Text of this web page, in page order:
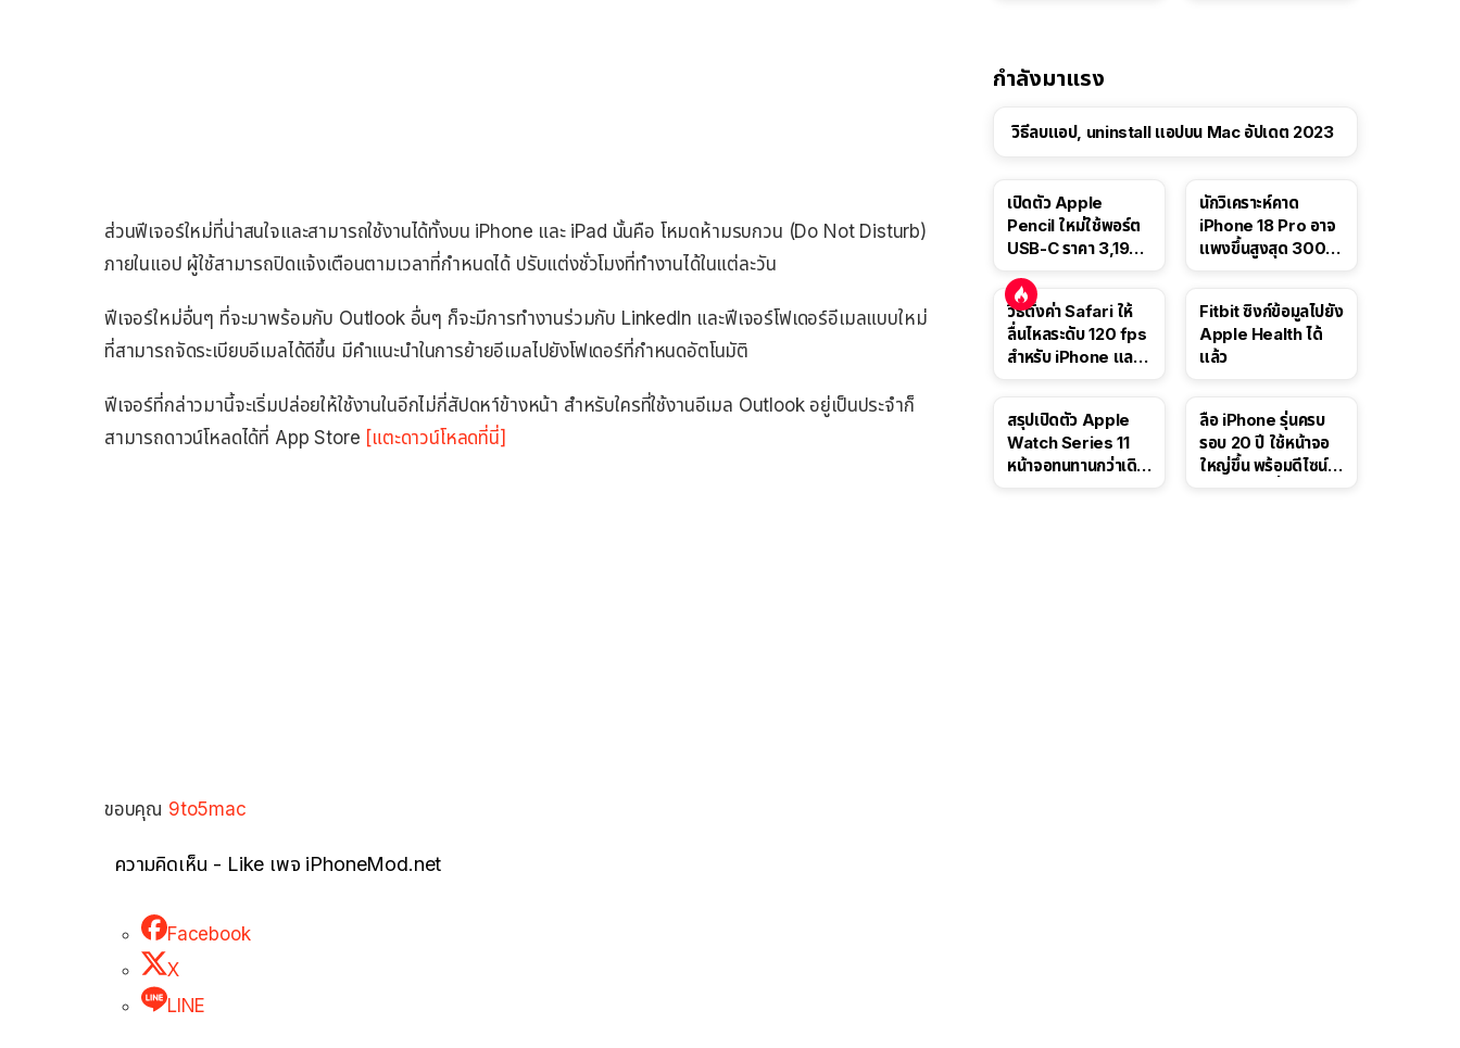
ส่วนฟีเจอร์ใหม่ที่น่าสนใจและสามารถใช้งานได้ทั้งบน iPhone และ iPad นั้นคือ โหมดห้ามรบกวน (Do Not Disturb)
ภายในแอป ผู้ใช้สามารถปิดแจ้งเตือนตามเวลาที่กำหนดได้ ปรับแต่งชั่วโมงที่ทำงานได้ในแต่ละวัน
ฟีเจอร์ใหม่อื่นๆ ที่จะมาพร้อมกับ Outlook อื่นๆ ก็จะมีการทำงานร่วมกับ LinkedIn และฟีเจอร์โฟเดอร์อีเมลแบบใหม่
ที่สามารถจัดระเบียบอีเมลได้ดีขึ้น มีคำแนะนำในการย้ายอีเมลไปยังโฟเดอร์ที่กำหนดอัตโนมัติ
ฟีเจอร์ที่กล่าวมานี้จะเริ่มปล่อยให้ใช้งานในอีกไม่กี่สัปดหา์ข้างหน้า สำหรับใครที่ใช้งานอีเมล Outlook อยู่เป็นประจำก็
สามารถดาวน์โหลดได้ที่ App Store [แตะดาวน์โหลดที่นี่]
ขอบคุณ 9to5mac
ความคิดเห็น - Like เพจ iPhoneMod.net
Facebook
X
LINE
กำลังมาแรง
วิธีลบแอป, uninstall แอปบน Mac อัปเดต 2023
เปิดตัว Apple
Pencil ใหม่ใช้พอร์ต
USB-C ราคา 3,190
นี้
นักวิเคราะห์คาด
iPhone 18 Pro อาจ
แพงขึ้นสูงสุด 300
วิธีตั้งค่า Safari ให้
ลื่นไหลระดับ 120 fps
สำหรับ iPhone และ
Fitbit ซิงก์ข้อมูลไปยัง
Apple Health ได้
แล้ว
สรุปเปิดตัว Apple
Watch Series 11
หน้าจอทนทานกว่าเดิม
ลือ iPhone รุ่นครบ
รอบ 20 ปี ใช้หน้าจอ
ใหญ่ขึ้น พร้อมดีไซน์ไร้